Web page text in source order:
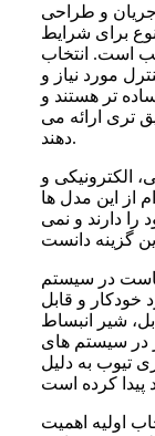
و طراحی
برای شرایط
است. انتخاب
مورد نیاز و
تر هستند و
تری ارائه می
دهند.
الکترونیکی و
از این مدل ها
دارند و نمی
در سیستم
خودکار و قابل
شیر انبساط
در سیستم های
تیوب به دلیل
اولیه اهمیت